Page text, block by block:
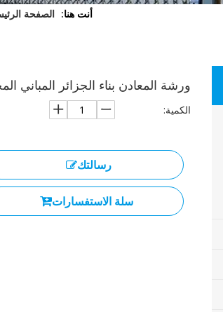
أنت هنا: الصفحة
ورشة المعادن بناء الجزائر المباني
الكمية:
رسالتك
سلة الاستفسارات